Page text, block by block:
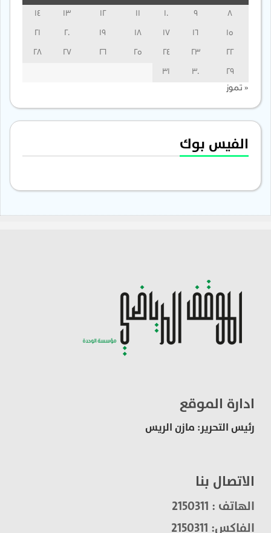
13
14
15
16
17
18
19
20
21
22
23
24
25
26
27
28
29
30
31
« تموز
الفيس بوك
ادارة الموقع
رئيس التحرير: مازن الريس
الاتصال بنا
الهاتف : 2150311
الفاكس: 2150311